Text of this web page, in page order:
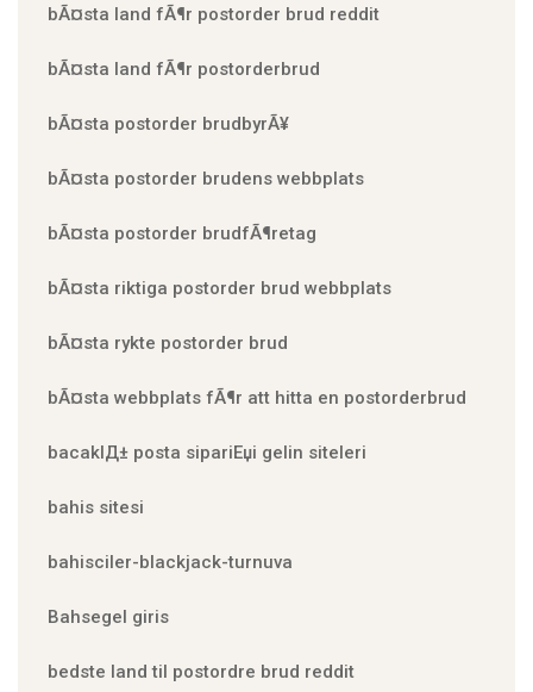
bÃ¤sta land fÃ¶r postorder brud reddit
bÃ¤sta land fÃ¶r postorderbrud
bÃ¤sta postorder brudbyrÃ¥
bÃ¤sta postorder brudens webbplats
bÃ¤sta postorder brudfÃ¶retag
bÃ¤sta riktiga postorder brud webbplats
bÃ¤sta rykte postorder brud
bÃ¤sta webbplats fÃ¶r att hitta en postorderbrud
bacaklД± posta sipariЕџi gelin siteleri
bahis sitesi
bahisciler-blackjack-turnuva
Bahsegel giris
bedste land til postordre brud reddit